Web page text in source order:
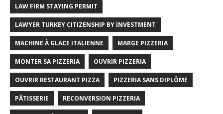
LAW FIRM STAYING PERMIT
LAWYER TURKEY CITIZENSHIP BY INVESTMENT
MACHINE À GLACE ITALIENNE MARGE PIZZERIA
MONTER SA PIZZERIA OUVRIR PIZZERIA
OUVRIR RESTAURANT PIZZA PIZZERIA SANS DIPLÔME
PÂTISSERIE RECONVERSION PIZZERIA